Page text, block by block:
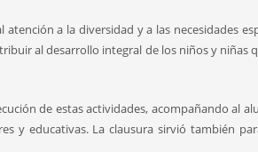
a la diversidad y a las necesidades
al desarrollo integral de los niños y niñas
de estas actividades, acompañando al
y educativas. La clausura sirvió también